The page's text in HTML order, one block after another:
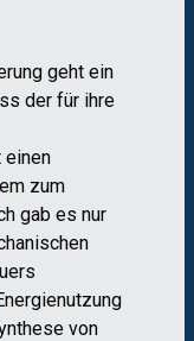
geht ein
der für ihre
einen
zum
gab es nur
von